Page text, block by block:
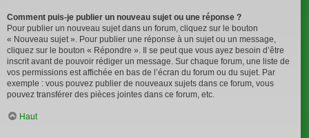
Comment puis-je publier un nouveau sujet ou une réponse ?
Pour publier un nouveau sujet dans un forum, cliquez sur le bouton
« Nouveau sujet ». Pour publier une réponse à un sujet ou un message,
cliquez sur le bouton « Répondre ». Il se peut que vous ayez besoin d’être
inscrit avant de pouvoir rédiger un message. Sur chaque forum, une liste de
vos permissions est affichée en bas de l’écran du forum ou du sujet. Par
exemple : vous pouvez publier de nouveaux sujets dans ce forum, vous
pouvez transférer des pièces jointes dans ce forum, etc.
Haut